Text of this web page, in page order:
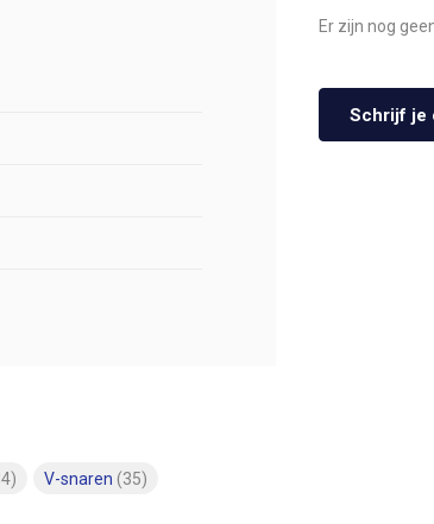
V-snaren (35)
Er zijn nog
Schrijf je